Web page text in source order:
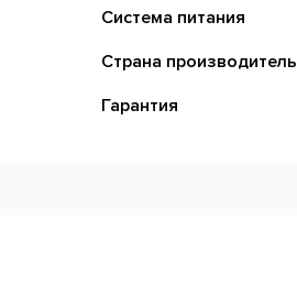
Система питания
Страна производитель
Гарантия